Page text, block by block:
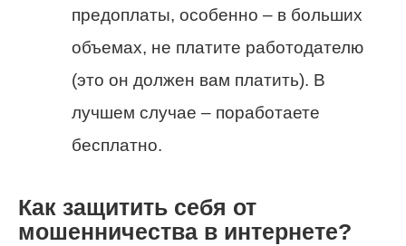
предоплаты, особенно – в больших
объемах, не платите работодателю
(это он должен вам платить). В
лучшем случае – поработаете
бесплатно.
Как защитить себя от
мошенничества в интернете?